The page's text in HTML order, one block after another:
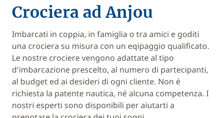
Crociera ad Anjou
Imbarcati in coppia, in famiglia o tra amici e goditi
una crociera su misura con un eqipaggio qualificato.
Le nostre crociere vengono adattate al tipo
d'imbarcazione prescelto, al numero di partecipanti,
al budget ed ai desideri di ogni cliente. Non é
richiesta la patente nautica, né alcuna competenza. I
nostri esperti sono disponibili per aiutarti a